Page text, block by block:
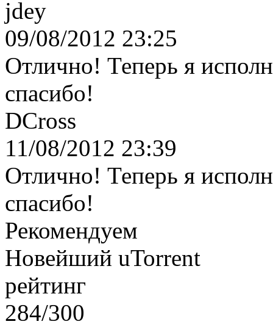
jdey
09/08/2012 23:25
Отлично! Теперь я
спасибо!
DCross
11/08/2012 23:39
Отлично! Теперь я
спасибо!
Рекомендуем
Новейший uTorrent
рейтинг
284/300